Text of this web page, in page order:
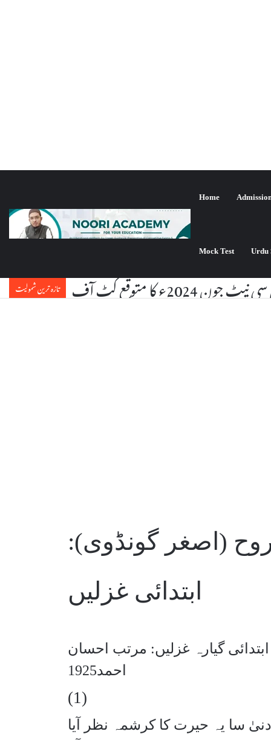
Home
Mock Test Urdu
تازہ ترین شمولیت
جون 2024ء کا متوقع کٹ آف
(اصغر گونڈوی):
ابتدائی غزلیں
گیارہ غزلیں: مرتب احسان
احمد1925
(1)
ادنیٰ سا یہ حیرت کا کرشمہ نظر آیا